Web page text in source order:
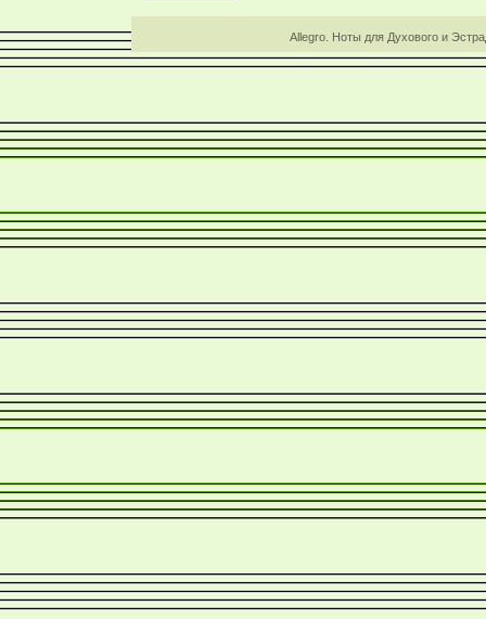
Allegro. Ноты для Духового и